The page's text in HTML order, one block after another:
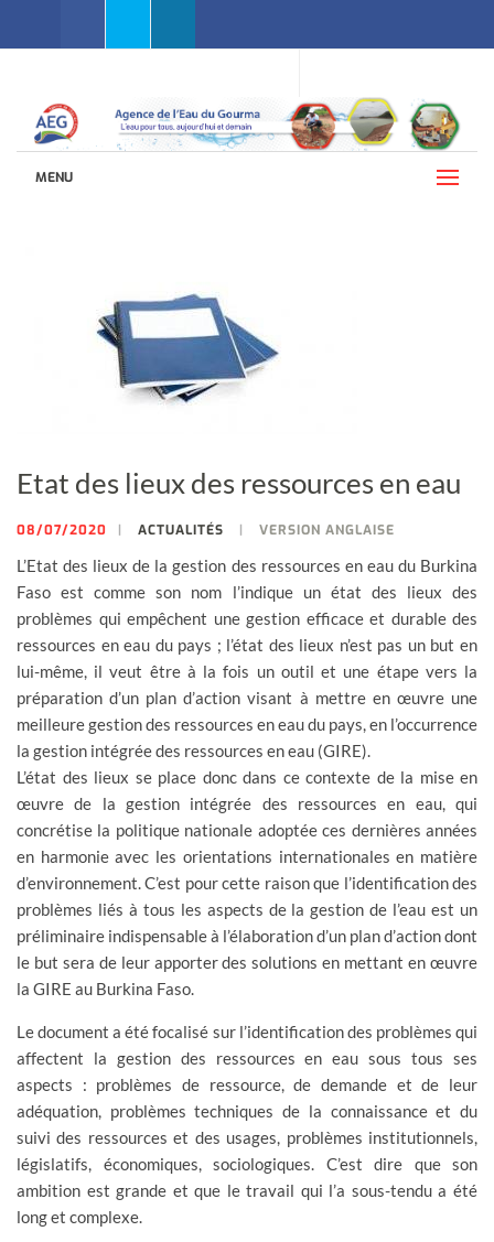
MENU
Etat des lieux des ressources en eau
08/07/2020 ACTUALITÉS VERSION ANGLAISE
L’Etat des lieux de la gestion des ressources en eau du Burkina
Faso est comme son nom l’indique un état des lieux des
problèmes qui empêchent une gestion efficace et durable des
ressources en eau du pays ; l’état des lieux n’est pas un but en
lui-même, il veut être à la fois un outil et une étape vers la
préparation d’un plan d’action visant à mettre en œuvre une
meilleure gestion des ressources en eau du pays, en l’occurrence
la gestion intégrée des ressources en eau (GIRE).
L’état des lieux se place donc dans ce contexte de la mise en
œuvre de la gestion intégrée des ressources en eau, qui
concrétise la politique nationale adoptée ces dernières années
en harmonie avec les orientations internationales en matière
d’environnement. C’est pour cette raison que l’identification des
problèmes liés à tous les aspects de la gestion de l’eau est un
préliminaire indispensable à l’élaboration d’un plan d’action dont
le but sera de leur apporter des solutions en mettant en œuvre
la GIRE au Burkina Faso.
Le document a été focalisé sur l’identification des problèmes qui
affectent la gestion des ressources en eau sous tous ses
aspects : problèmes de ressource, de demande et de leur
adéquation, problèmes techniques de la connaissance et du
suivi des ressources et des usages, problèmes institutionnels,
législatifs, économiques, sociologiques. C’est dire que son
ambition est grande et que le travail qui l’a sous-tendu a été
long et complexe.